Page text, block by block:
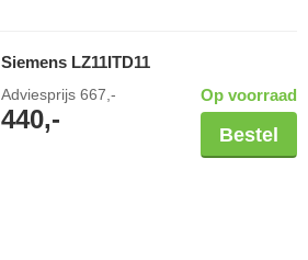
Siemens LZ11ITD11
Adviesprijs 667,-
440,-
Op voorraad
Bestel